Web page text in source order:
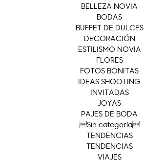
BELLEZA NOVIA
BODAS
BUFFET DE DULCES
DECORACIÓN
ESTILISMO NOVIA
FLORES
FOTOS BONITAS
IDEAS SHOOTING
INVITADAS
JOYAS
PAJES DE BODA
Sin categoría
TENDENCIAS
TENDENCIAS
VIAJES